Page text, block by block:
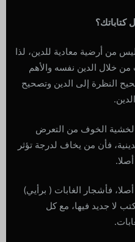
من أرضية معادية للدين، لذا
خلال الدين نفسه والأهم
النظرة إلى الدين وتصحيح
الخوف من التعرض
فأن من يخاف لدرجة تؤثر
فأشجار الغابات ( برأيي)
لا جديد فيها، مع كل